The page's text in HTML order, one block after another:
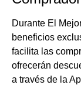
Durante El
beneficios
facilita las
ofrecerán
a través de la